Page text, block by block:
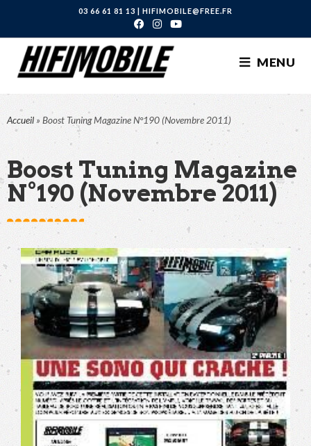
03 66 61 81 13 | HIFIMOBILE@FREE.FR
MENU
Accueil » Boost Tuning Magazine N°190 (Novembre 2011)
Boost Tuning Magazine
N°190 (Novembre 2011)